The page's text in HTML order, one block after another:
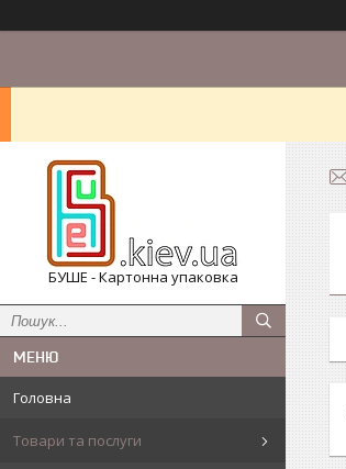
БУШЕ - Картонна упаковка
Головна
Товари та послуги